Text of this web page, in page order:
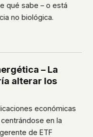
qué sabe – o está
no biológica.
– La
alterar los
económicas
en la
de ETF